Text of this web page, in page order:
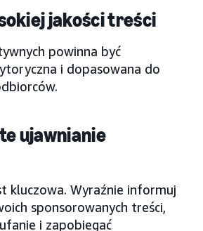
jakości treści
powinna być
i dopasowana do
ujawnianie
kluczowa. Wyraźnie informuj
sponsorowanych treści,
i zapobiegać